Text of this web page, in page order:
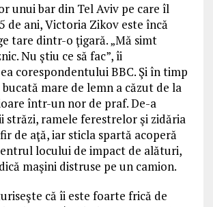
unui bar din Tel Aviv pe care îl
de ani, Victoria Zikov este încă
tare dintr-o ţigară. „Mă simt
Nu ştiu ce să fac”, îi
corespondentului BBC. Şi în timp
mare de lemn a căzut de la
într-un nor de praf. De-a
străzi, ramele ferestrelor şi zidăria
de aţă, iar sticla spartă acoperă
locului de impact de alături,
maşini distruse pe un camion.
că îi este foarte frică de